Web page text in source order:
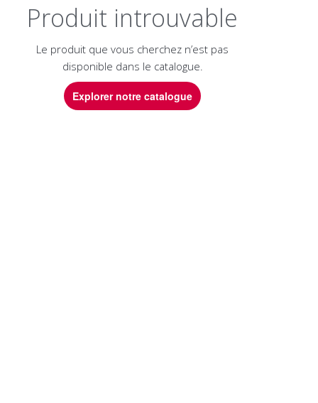
Produit introuvable
Le produit que vous cherchez n’est pas
disponible dans le catalogue.
Explorer notre catalogue